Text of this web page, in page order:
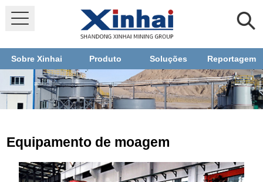
Sobre Xinhai Produto Soluções Reportagem
Equipamento de moagem